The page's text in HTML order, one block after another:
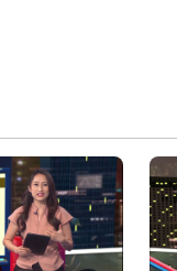
▹ https://